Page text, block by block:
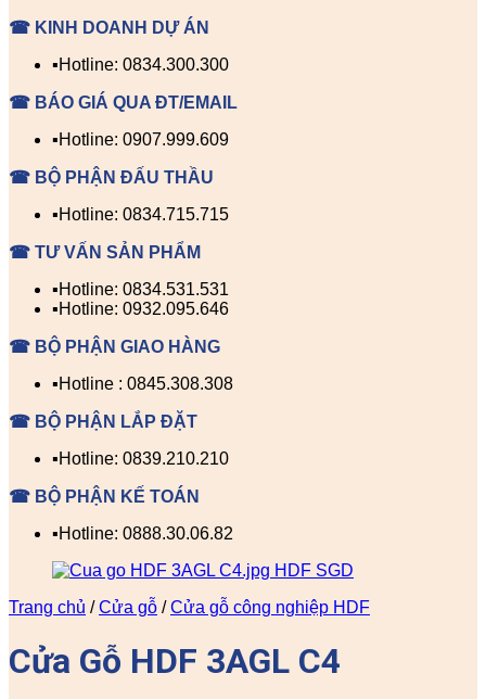
☎ KINH DOANH DỰ ÁN
▪️Hotline: 0834.300.300
☎ BÁO GIÁ QUA ĐT/EMAIL
▪️Hotline: 0907.999.609
☎ BỘ PHẬN ĐẤU THẦU
▪️Hotline: 0834.715.715
☎ TƯ VẤN SẢN PHẨM
▪️Hotline: 0834.531.531
▪️Hotline: 0932.095.646
☎ BỘ PHẬN GIAO HÀNG
▪️Hotline : 0845.308.308
☎ BỘ PHẬN LẮP ĐẶT
▪️Hotline: 0839.210.210
☎ BỘ PHẬN KẾ TOÁN
▪️Hotline: 0888.30.06.82
Trang chủ / Cửa gỗ / Cửa gỗ công nghiệp HDF
Cửa Gỗ HDF 3AGL C4